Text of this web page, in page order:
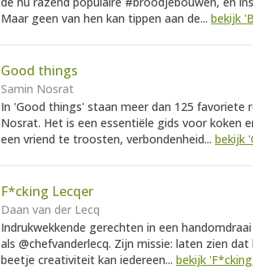
Maar geen van hen kan tippen aan de... bekijk
Good things
Samin Nosrat
In 'Good things' staan meer dan 125 favoriete
Nosrat. Het is een essentiële gids voor koken
een vriend te troosten, verbondenheid... bekijk
F*cking Lecqer
Daan van der Lecq
Indrukwekkende gerechten in een
als @chefvanderlecq. Zijn missie: laten zien
beetje creativiteit kan iedereen... bekijk